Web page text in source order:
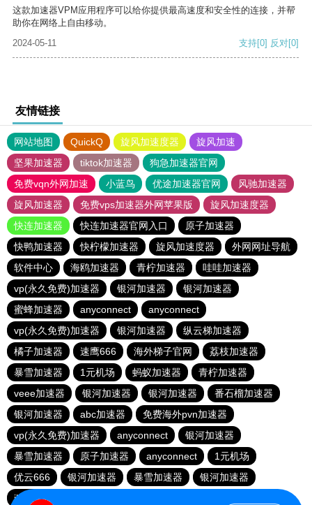
这款加速器VPM应用程序可以给你提供最高速度和安全性的连接，并帮
助你在网络上自由移动。
2024-05-11
支持[0] 反对[0]
友情链接
网站地图 QuickQ 旋风加速度器
旋风加速
坚果加速器
tiktok加速器
狗急加速器官网
免费vqn外网加速
小蓝鸟 优途加速器官网
风驰加速器
旋风加速器
免费vps加速器外网苹果版
旋风加速度器
快连加速器
快连加速器官网入口
原子加速器
快鸭加速器
快柠檬加速器 旋风加速度器
外网网址导航
软件中心
海鸥加速器 青柠加速器
哇哇加速器
vp(永久免费)加速器
银河加速器
银河加速器
蜜蜂加速器
anyconnect
anyconnect
vp(永久免费)加速器
银河加速器
纵云梯加速器
橘子加速器
速鹰666 海外梯子官网
荔枝加速器
暴雪加速器
1元机场 蚂蚁加速器
青柠加速器
veee加速器
银河加速器 银河加速器
番石榴加速器
银河加速器
abc加速器
免费海外pvn加速器
vp(永久免费)加速器
anyconnect
银河加速器
暴雪加速器
原子加速器 anyconnect
1元机场
优云666
银河加速器 暴雪加速器
银河加速器
ikuuu.me加速器官网